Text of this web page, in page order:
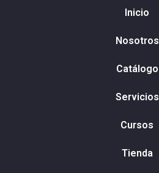
Inicio
Nosotros
Catálogo
Servicios
Cursos
Tienda